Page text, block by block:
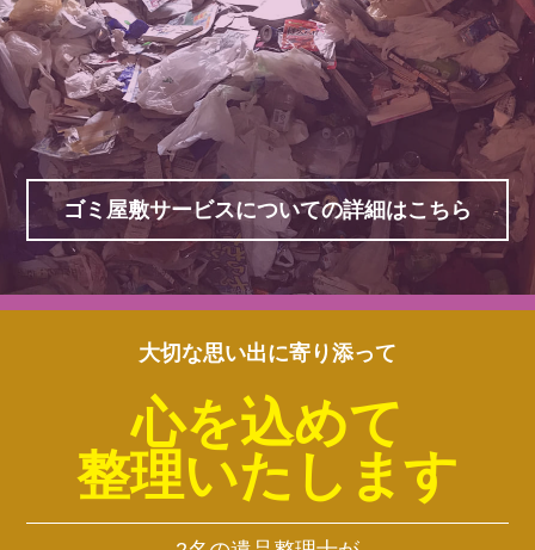
ゴミ屋敷サービスについての詳細はこちら
大切な思い出に寄り添って
心を込めて
整理いたします